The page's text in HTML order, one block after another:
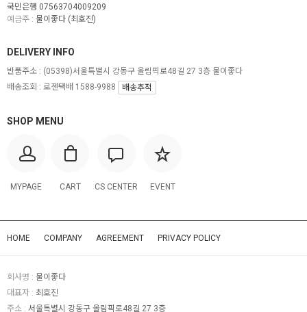
국민은행 07563704009209
예금주 : 물이좋다 (최호진)
SHOP MENU
MYPAGE CART CS CENTER EVENT
DELIVERY INFO
반품주소 : (05398)서울특별시 강동구 올림픽로48길 27 3층 물이좋다
배송조회 : 로젠택배 1588-9988
배송추적
HOME COMPANY AGREEMENT PRIVACY POLICY
회사명 : 물이좋다
대표자 : 최호진
주소 : 서울특별시 강동구 올림픽로48길 27 3층